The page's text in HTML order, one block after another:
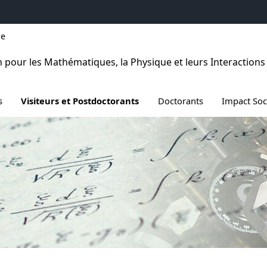
pour les Mathématiques, la Physique et leurs Interactions
Visiteurs et Postdoctorants Doctorants Impact